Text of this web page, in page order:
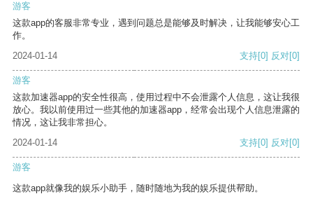
游客
这款app的客服非常专业，遇到问题总是能够及时解决，让我能够安心工
作。
2024-01-14
支持[0] 反对[0]
游客
这款加速器app的安全性很高，使用过程中不会泄露个人信息，这让我很
放心。我以前使用过一些其他的加速器app，经常会出现个人信息泄露的
情况，这让我非常担心。
2024-01-14
支持[0] 反对[0]
游客
这款app就像我的娱乐小助手，随时随地为我的娱乐提供帮助。